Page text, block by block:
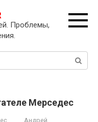
Проблемы,
Мерседес
Андрей